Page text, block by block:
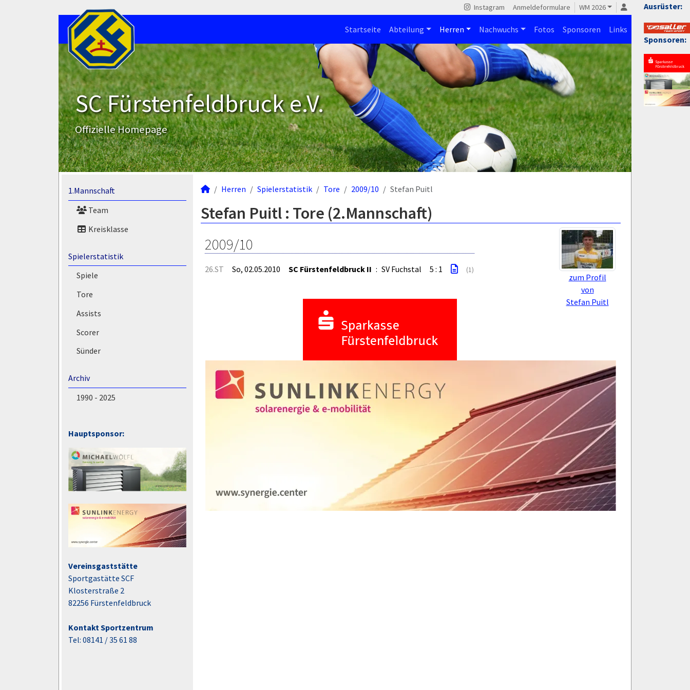
Ausrüster:
Sponsoren:
Instagram Anmeldeformulare WM 2026
Startseite Abteilung Herren Nachwuchs Fotos Sponsoren Links
SC Fürstenfeldbruck e.V.
Offizielle Homepage
1.Mannschaft
Team
Kreisklasse
Spielerstatistik
Spiele
Tore
Assists
Scorer
Sünder
Archiv
1990 - 2025
Hauptsponsor:
Vereinsgaststätte
Sportgastätte SCF
Klosterstraße 2
82256 Fürstenfeldbruck
Kontakt Sportzentrum
Tel: 08141 / 35 61 88
Herren Spielerstatistik Tore 2009/10 Stefan Puitl
Stefan Puitl : Tore (2.Mannschaft)
zum Profil
von
Stefan Puitl
2009/10
26.ST So, 02.05.2010 SC Fürstenfeldbruck II : SV Fuchstal 5 : 1 (1)